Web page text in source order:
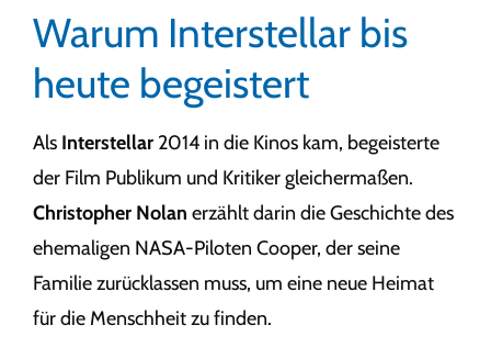
Warum Interstellar bis
heute begeistert
Als Interstellar2014 in die Kinos kam, begeisterte
der Film Publikum und Kritiker gleichermaßen.
Christopher Nolan erzählt darin die Geschichte des
ehemaligen NASA-Piloten Cooper, der seine
Familie zurücklassen muss, um eine neue Heimat
für die Menschheit zu finden.